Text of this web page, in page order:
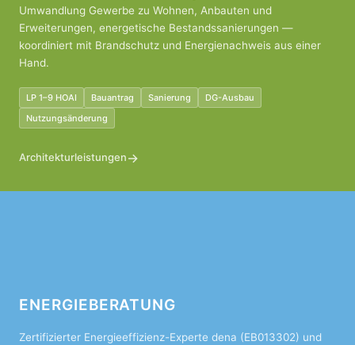
Umwandlung Gewerbe zu Wohnen, Anbauten und
Erweiterungen, energetische Bestandssanierungen —
koordiniert mit Brandschutz und Energienachweis aus einer
Hand.
LP 1–9 HOAI Bauantrag Sanierung
DG-Ausbau
Nutzungsänderung
Architekturleistungen→
ENERGIEBERATUNG
Zertifizierter Energieeffizienz-Experte dena (EB013302) und